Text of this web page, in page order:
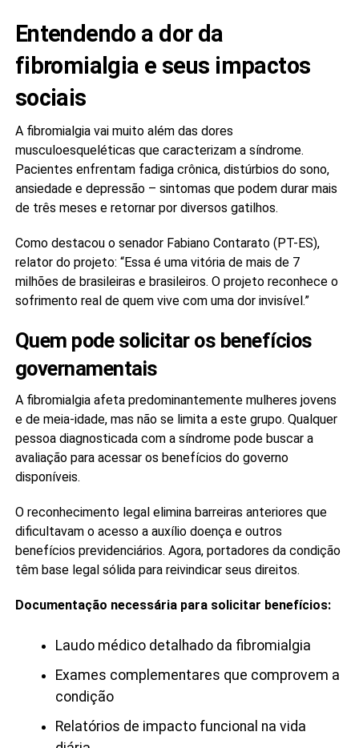
Entendendo a dor da
fibromialgia e seus impactos
sociais
A fibromialgia vai muito além das dores
musculoesqueléticas que caracterizam a síndrome.
Pacientes enfrentam fadiga crônica, distúrbios do sono,
ansiedade e depressão – sintomas que podem durar mais
de três meses e retornar por diversos gatilhos.
Como destacou o senador Fabiano Contarato (PT-ES),
relator do projeto: “Essa é uma vitória de mais de 7
milhões de brasileiras e brasileiros. O projeto reconhece o
sofrimento real de quem vive com uma dor invisível.”
Quem pode solicitar os benefícios
governamentais
A fibromialgia afeta predominantemente mulheres jovens
e de meia-idade, mas não se limita a este grupo. Qualquer
pessoa diagnosticada com a síndrome pode buscar a
avaliação para acessar os benefícios do governo
disponíveis.
O reconhecimento legal elimina barreiras anteriores que
dificultavam o acesso a auxílio doença e outros
benefícios previdenciários. Agora, portadores da condição
têm base legal sólida para reivindicar seus direitos.
Documentação necessária para solicitar benefícios:
Laudo médico detalhado da fibromialgia
Exames complementares que comprovem a
condição
Relatórios de impacto funcional na vida